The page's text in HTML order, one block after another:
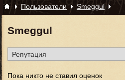
Пользователи Smeggul
Smeggul
Пока никто не ставил оценок